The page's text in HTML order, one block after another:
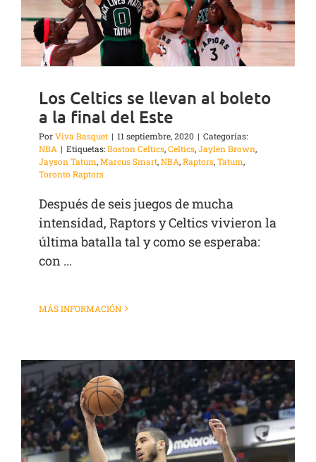
Los Celtics se llevan al boleto
a la final del Este
PorViva Basquet | 11 septiembre, 2020 | Categorías:
NBA | Etiquetas:Boston Celtics,Celtics,Jaylen Brown,
Jayson Tatum,Marcus Smart,NBA,Raptors,Tatum,
Toronto Raptors
Después de seis juegos de mucha
intensidad, Raptors y Celtics vivieron la
última batalla tal y como se esperaba:
con ...
MÁS INFORMACIÓN